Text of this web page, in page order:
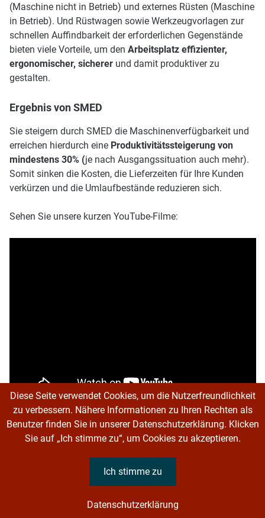
(Maschine nicht in Betrieb) und externes Rüsten (Maschine
in Betrieb). Und Rüstwagen sowie Werkzeugvorlagen zur
schnellen Auffindbarkeit der erforderlichen Gegenstände
bieten viele Vorteile, um den Arbeitsplatz effizienter,
ergonomischer, sichererund damit produktiver zu
gestalten.
Ergebnis von SMED
Sie steigern durch SMED die Maschinen­verfügbarkeit und
erreichen hierdurch eine Pro­duktivitätssteigerung von
mindestens 30% (je nach Ausgangssituation auch mehr).
Somit sinken die Kosten, die Lieferzeiten für Ihre Kunden
verkürzen und die Umlaufbestände reduzieren sich.
Sehen Sie unsere kurzen YouTube-Filme:
Diese Seite verwendet Cookies, um die Nutzerfreundlichkeit
zu verbessern. Nähere Informationen zu Ihren Rechten als
Benutzer finden Sie in unserer Datenschutzerklärung. Klicken
Sie auf „Ich stimme zu“, um Cookies zu akzeptieren.
Ich stimme zu
Datenschutzerklärung